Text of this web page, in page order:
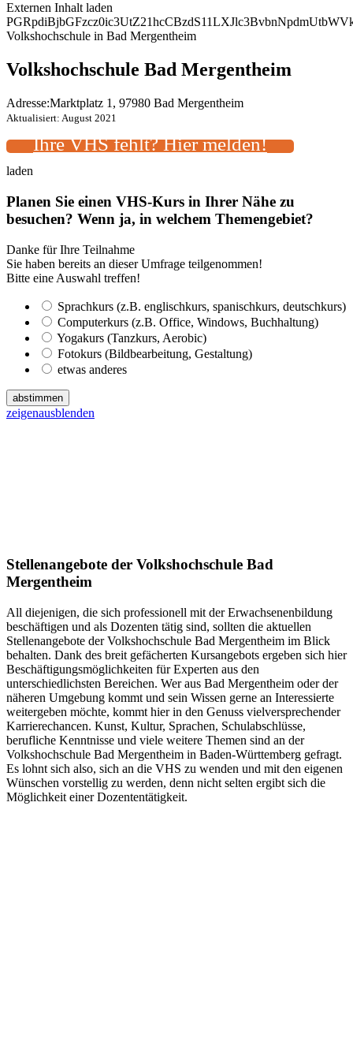
Externen Inhalt laden
Volkshochschule in Bad Mergentheim
Volkshochschule Bad Mergentheim
Adresse:Marktplatz 1, 97980 Bad Mergentheim
Aktualisiert: August 2021
Ihre VHS fehlt? Hier melden!
laden
Planen Sie einen VHS-Kurs in Ihrer Nähe zu
besuchen? Wenn ja, in welchem Themengebiet?
Danke für Ihre Teilnahme
Sie haben bereits an dieser Umfrage teilgenommen!
Bitte eine Auswahl treffen!
Sprachkurs (z.B. englischkurs, spanischkurs, deutschkurs)
Computerkurs (z.B. Office, Windows, Buchhaltung)
Yogakurs (Tanzkurs, Aerobic)
Fotokurs (Bildbearbeitung, Gestaltung)
etwas anderes
abstimmen
zeigenausblenden
Stellenangebote der Volkshochschule Bad
Mergentheim
All diejenigen, die sich professionell mit der Erwachsenenbildung
beschäftigen und als Dozenten tätig sind, sollten die aktuellen
Stellenangebote der Volkshochschule Bad Mergentheim im Blick
behalten. Dank des breit gefächerten Kursangebots ergeben sich hier
Beschäftigungsmöglichkeiten für Experten aus den
unterschiedlichsten Bereichen. Wer aus Bad Mergentheim oder der
näheren Umgebung kommt und sein Wissen gerne an Interessierte
weitergeben möchte, kommt hier in den Genuss vielversprechender
Karrierechancen. Kunst, Kultur, Sprachen, Schulabschlüsse,
berufliche Kenntnisse und viele weitere Themen sind an der
Volkshochschule Bad Mergentheim in Baden-Württemberg gefragt.
Es lohnt sich also, sich an die VHS zu wenden und mit den eigenen
Wünschen vorstellig zu werden, denn nicht selten ergibt sich die
Möglichkeit einer Dozententätigkeit.